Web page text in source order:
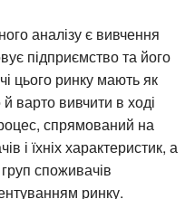
аналізу є вивчення
підприємство та його
цього ринку мають як
й варто вивчити в ході
спрямований на
і їхніх характеристик, а
споживачів
ринку.